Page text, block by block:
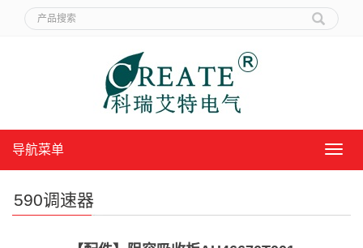
导
导航菜单
590调速器